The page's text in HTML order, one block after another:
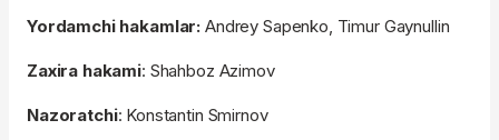
Yordamchi hakamlar: Andrey Sapenko, Timur Gaynullin
Zaxira hakami: Shahboz Azimov
Nazoratchi: Konstantin Smirnov